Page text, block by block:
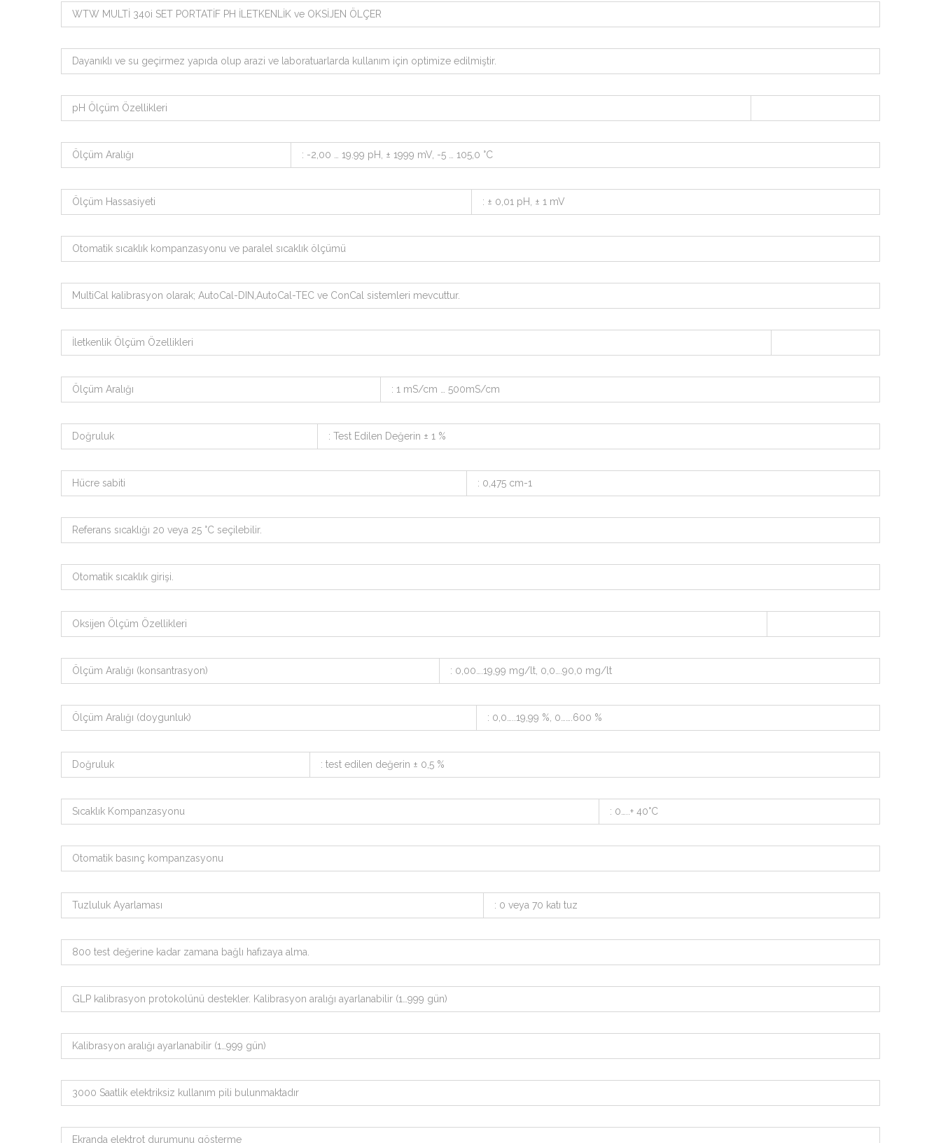
WTW MULTİ 340i SET PORTATİF PH İLETKENLİK ve OKSİJEN ÖLÇER
Dayanıklı ve su geçirmez yapıda olup arazi ve laboratuarlarda kullanım için optimize edilmiştir.
pH Ölçüm Özellikleri
Ölçüm Aralığı : -2,00 … 19.99 pH, ± 1999 mV, -5 … 105,0 °C
Ölçüm Hassasiyeti : ± 0,01 pH, ± 1 mV
Otomatik sıcaklık kompanzasyonu ve paralel sıcaklık ölçümü
MultiCal kalibrasyon olarak; AutoCal-DIN,AutoCal-TEC ve ConCal sistemleri mevcuttur.
İletkenlik Ölçüm Özellikleri
Ölçüm Aralığı : 1 mS/cm … 500mS/cm
Doğruluk : Test Edilen Değerin ± 1 %
Hücre sabiti : 0,475 cm-1
Referans sıcaklığı 20 veya 25 °C seçilebilir.
Otomatik sıcaklık girişi.
Oksijen Ölçüm Özellikleri
Ölçüm Aralığı (konsantrasyon) : 0,00….19,99 mg/lt, 0,0….90,0 mg/lt
Ölçüm Aralığı (doygunluk) : 0,0…..19,99 %, 0…….600 %
Doğruluk : test edilen değerin ± 0,5 %
Sıcaklık Kompanzasyonu : 0…..+ 40°C
Otomatik basınç kompanzasyonu
Tuzluluk Ayarlaması : 0 veya 70 katı tuz
800 test değerine kadar zamana bağlı hafızaya alma.
GLP kalibrasyon protokolünü destekler. Kalibrasyon aralığı ayarlanabilir (1…999 gün)
Kalibrasyon aralığı ayarlanabilir (1…999 gün)
3000 Saatlik elektriksiz kullanım pili bulunmaktadır
Ekranda elektrot durumunu gösterme